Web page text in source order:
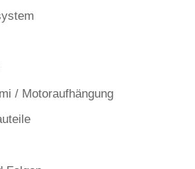
/ Motoraufhängung